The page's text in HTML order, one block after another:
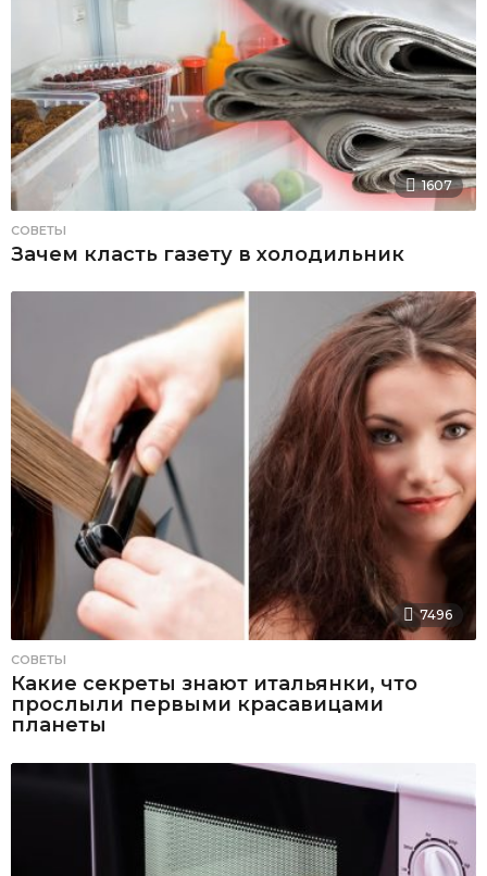
1607
СОВЕТЫ
Зачем класть газету в холодильник
7496
СОВЕТЫ
Какие секреты знают итальянки, что
прослыли первыми красавицами
планеты